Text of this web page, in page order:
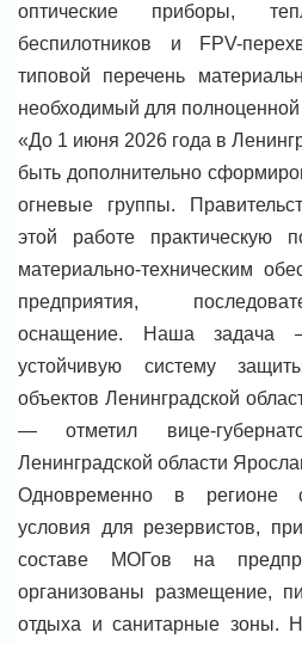
оптические приборы,
беспилотников и FPV-
типовой перечень
необходимый для
«До 1 июня 2026 года в
быть дополнительно
огневые группы.
этой работе практическую
материально-техническим
предприятия,
оснащение. Наша задача
устойчивую систему
объектов Ленинградской
— отметил вице-
Ленинградской области
Одновременно в регионе
условия для резервистов,
составе МОГов на
организованы размещение,
отдыха и санитарные зоны.